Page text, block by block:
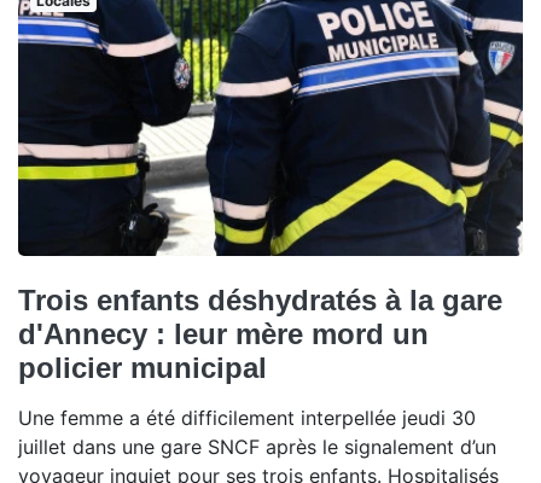
Trois enfants déshydratés à la gare
d'Annecy : leur mère mord un
policier municipal
Une femme a été difficilement interpellée jeudi 30
juillet dans une gare SNCF après le signalement d’un
voyageur inquiet pour ses trois enfants. Hospitalisés